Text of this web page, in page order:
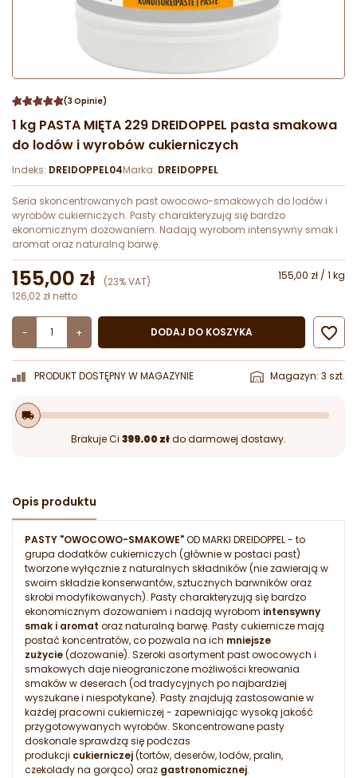
(3 Opinie)
1 kg PASTA MIĘTA 229 DREIDOPPEL pasta smakowa
do lodów i wyrobów cukierniczych
Indeks: DREIDOPPEL04Marka: DREIDOPPEL
Seria skoncentrowanych past owocowo-smakowych do lodów i
wyrobów cukierniczych. Pasty charakteryzują się bardzo
ekonomicznym dozowaniem. Nadają wyrobom intensywny smak i
aromat oraz naturalną barwę.
155,00 zł (23% VAT)
155,00 zł / 1 kg
126,02 zł netto
- + DODAJ DO KOSZYKA 
PRODUKT DOSTĘPNY W MAGAZYNIE Magazyn: 3 szt.
local_shipping
Brakuje Ci 399.00 złdo darmowej dostawy.
Opis produktu
PASTY "OWOCOWO-SMAKOWE"OD MARKI DREIDOPPEL - to
grupa dodatków cukierniczych (głównie w postaci past)
tworzone wyłącznie z naturalnych składników (nie zawierają w
swoim składzie konserwantów, sztucznych barwników oraz
skrobi modyfikowanych). Pasty charakteryzują się bardzo
ekonomicznym dozowaniem i nadają wyrobom intensywny
smak i aromat oraz naturalną barwę. Pasty cukiernicze mają
postać koncentratów, co pozwala na ich mniejsze
zużycie(dozowanie). Szeroki asortyment past owocowych i
smakowych daje nieograniczone możliwości kreowania
smaków w deserach (od tradycyjnych po najbardziej
wyszukane i niespotykane). Pasty znajdują zastosowanie w
każdej pracowni cukierniczej - zapewniając wysoką jakość
przygotowywanych wyrobów. Skoncentrowane pasty
doskonale sprawdzą się podczas
produkcji cukierniczej(tortów, deserów, lodów, pralin,
czekolady na gorąco) oraz gastronomicznej.